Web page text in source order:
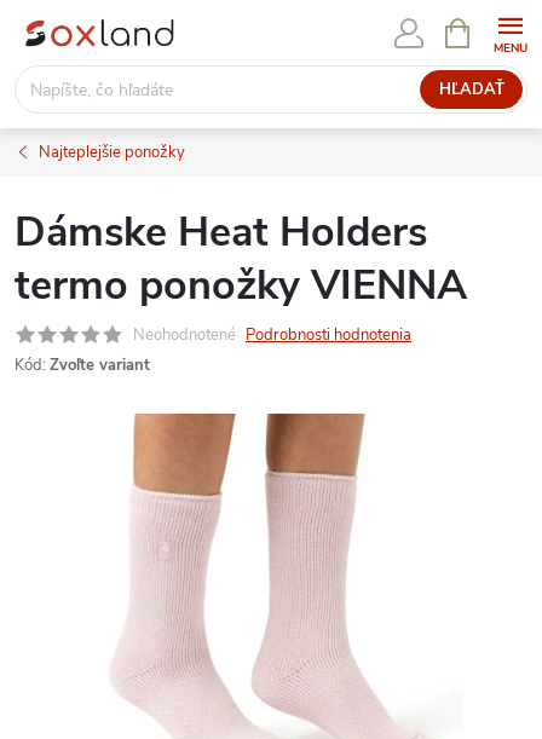
Prejsť
obsah
HĽADAŤ
KOŠÍK
Najteplejšie ponožky
Dámske Heat Holders
termo ponožky VIENNA
Neohodnotené Podrobnosti hodnotenia
Kód: Zvoľte variant